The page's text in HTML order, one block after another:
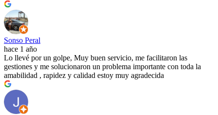
Sonso Peral
hace 1 año
Lo llevé por un golpe, Muy buen servicio, me facilitaron las
gestiones y me solucionaron un problema importante con toda la
amabilidad , rapidez y calidad estoy muy agradecida